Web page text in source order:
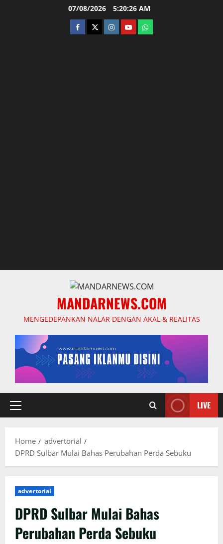
07/08/2026 5:20:27 AM
facebooktwitterinstagram.com
youtubewhatsapp
MANDARNEWS.COM
MENGEDEPANKAN NALAR DENGAN AKAL & REALITAS
Primary
LIVE
Home
advertorial
DPRD Sulbar Mulai Bahas Perubahan Perda Sebuku
advertorial
DPRD Sulbar Mulai Bahas
Perubahan Perda Sebuku